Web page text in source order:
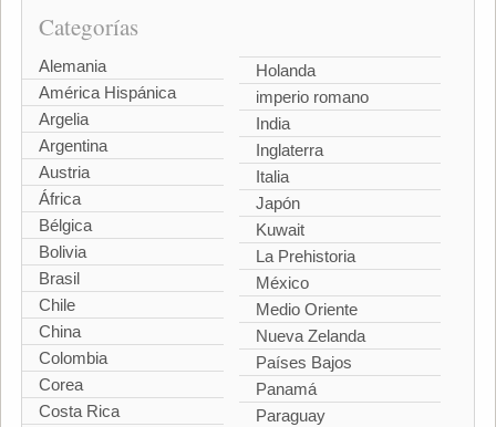
Categorías
Alemania
América Hispánica
Argelia
Argentina
Austria
África
Bélgica
Bolivia
Brasil
Chile
China
Colombia
Corea
Costa Rica
Holanda
imperio romano
India
Inglaterra
Italia
Japón
Kuwait
La Prehistoria
México
Medio Oriente
Nueva Zelanda
Países Bajos
Panamá
Paraguay